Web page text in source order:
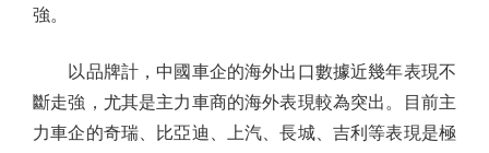
強。
以品牌計，中國車企的海外出口數據近幾年表現不
斷走強，尤其是主力車商的海外表現較為突出。目前主
力車企的奇瑞、比亞迪、上汽、長城、吉利等表現是極